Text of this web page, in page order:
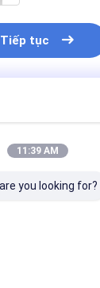
Tiếp tục
11:39 AM
you looking for?